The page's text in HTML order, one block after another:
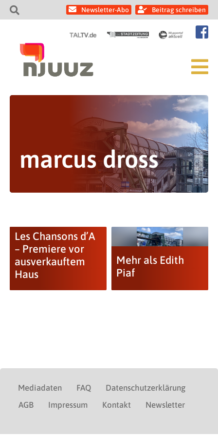
Newsletter-Abo Beitrag schreiben
marcus dross
Les Chansons d’A
– Premiere vor
ausverkauftem
Haus
Mehr als Edith
Piaf
Mediadaten FAQ
Datenschutzerklärung
AGB
Impressum Kontakt Newsletter